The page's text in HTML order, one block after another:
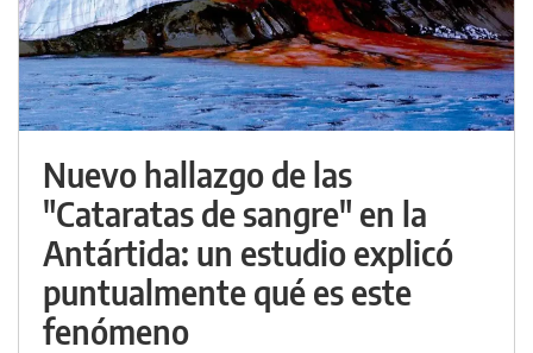
Nuevo hallazgo de las
"Cataratas de sangre" en la
Antártida: un estudio explicó
puntualmente qué es este
fenómeno